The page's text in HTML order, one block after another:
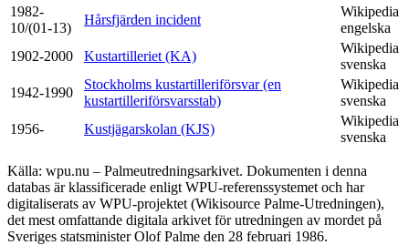
1982-
10/(01-13)
Hårsfjärden incident
Wikipedia
engelska
1902-2000
Kustartilleriet (KA)
Wikipedia
svenska
1942-1990
Stockholms kustartilleriförsvar (en
kustartilleriförsvarsstab)
Wikipedia
svenska
1956-
Kustjägarskolan (KJS)
Wikipedia
svenska
Källa: wpu.nu – Palmeutredningsarkivet. Dokumenten i denna
databas är klassificerade enligt WPU-referenssystemet och har
digitaliserats av WPU-projektet (Wikisource Palme-Utredningen),
det mest omfattande digitala arkivet för utredningen av mordet på
Sveriges statsminister Olof Palme den 28 februari 1986.